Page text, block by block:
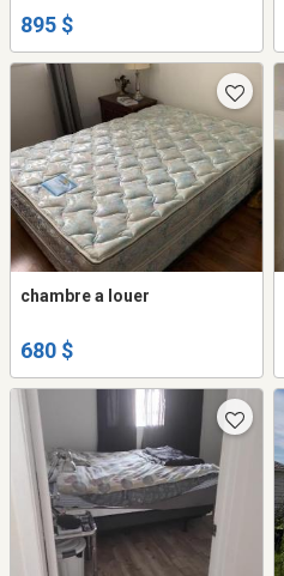
salle à manger, salle d'eau,
895 $
chambre a louer
680 $